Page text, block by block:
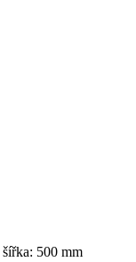
šířka: 500 mm